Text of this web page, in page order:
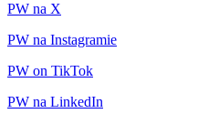
PW na X
PW na Instagramie
PW on TikTok
PW na LinkedIn